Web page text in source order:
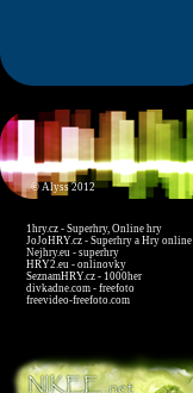
© Alyss 2012
1hry.cz - Superhry, Online hry
JoJoHRY.cz - Superhry a Hry online
Nejhry.eu - superhry
HRY2.eu - onlinovky
SeznamHRY.cz - 1000her
divkadne.com - freefoto
freevideo-freefoto.com